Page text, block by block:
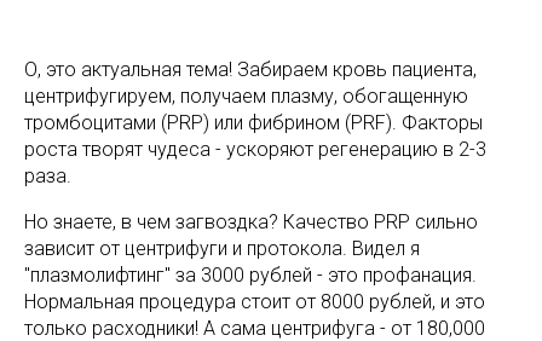
О, это актуальная тема! Забираем кровь пациента,
центрифугируем, получаем плазму, обогащенную
тромбоцитами (PRP) или фибрином (PRF). Факторы
роста творят чудеса - ускоряют регенерацию в 2-3
раза.
Но знаете, в чем загвоздка? Качество PRP сильно
зависит от центрифуги и протокола. Видел я
"плазмолифтинг" за 3000 рублей - это профанация.
Нормальная процедура стоит от 8000 рублей, и это
только расходники! А сама центрифуга - от 180,000